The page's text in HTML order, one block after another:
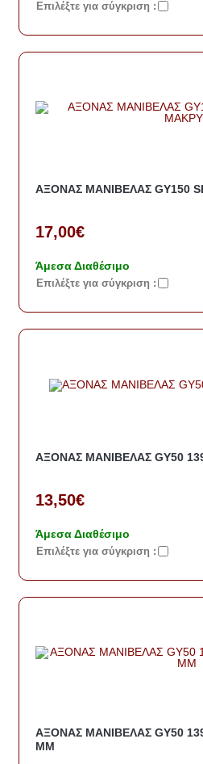
Eπιλέξτε για σύγκριση :
ΑΞΟΝΑΣ ΜΑΝΙΒΕΛΑΣ GY150
17,00€
Άμεσα Διαθέσιμο
Eπιλέξτε για σύγκριση :
ΑΞΟΝΑΣ ΜΑΝΙΒΕΛΑΣ GY50
13,50€
Άμεσα Διαθέσιμο
Eπιλέξτε για σύγκριση :
ΑΞΟΝΑΣ ΜΑΝΙΒΕΛΑΣ GY50
ΜΜ